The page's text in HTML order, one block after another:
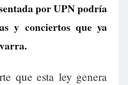
por UPN podría
y conciertos que ya
que esta ley genera